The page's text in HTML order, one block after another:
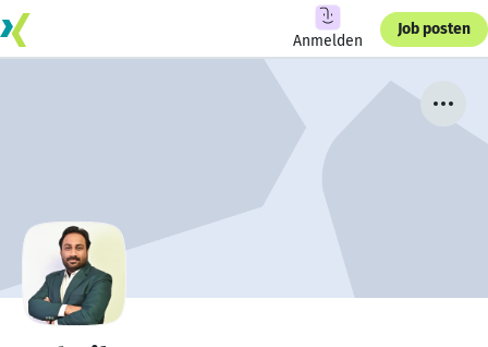
Anmelden
Job posten